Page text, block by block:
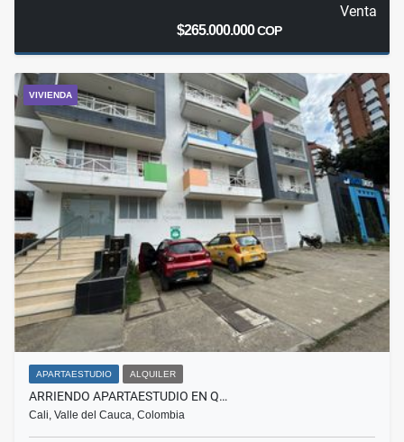
Venta
$265.000.000COP
VIVIENDA
APARTAESTUDIO ALQUILER
ARRIENDO APARTAESTUDIO EN Q…
Cali, Valle del Cauca, Colombia